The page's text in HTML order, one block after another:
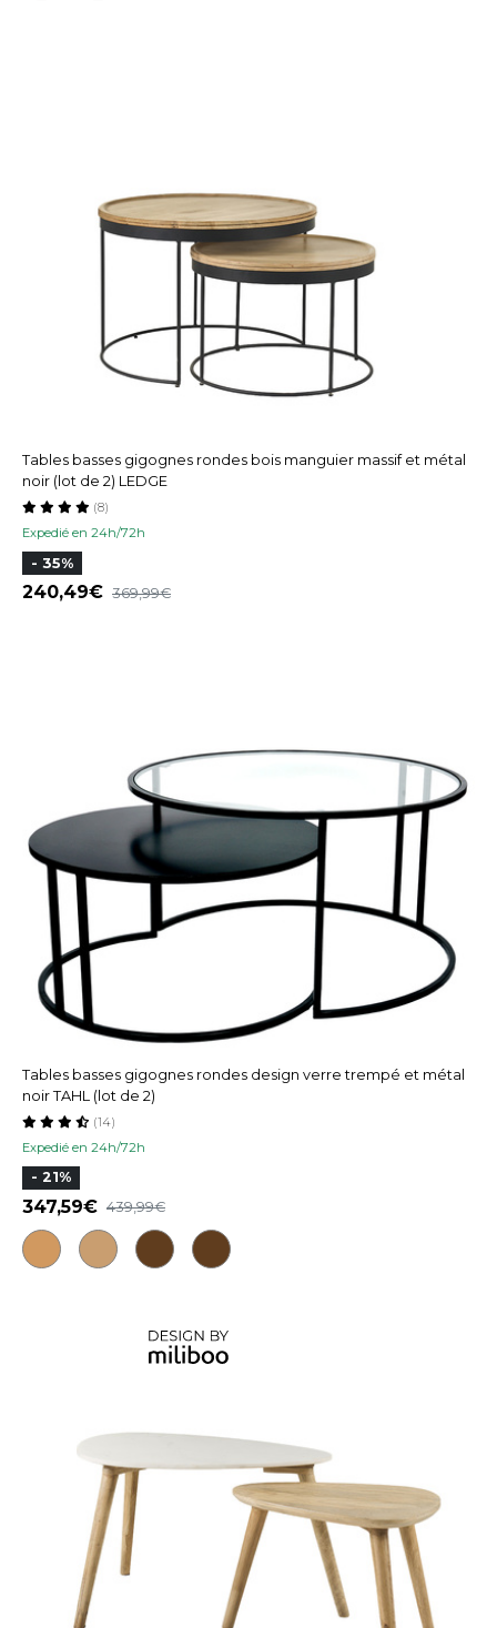
Tables basses gigognes rondes bois manguier massif et métal
noir (lot de 2) LEDGE
Expedié en 24h/72h
(8)
- 35%
240,49 369,99
Tables basses gigognes rondes design verre trempé et métal
noir TAHL (lot de 2)
Expedié en 24h/72h
(14)
- 21%
347,59 439,99